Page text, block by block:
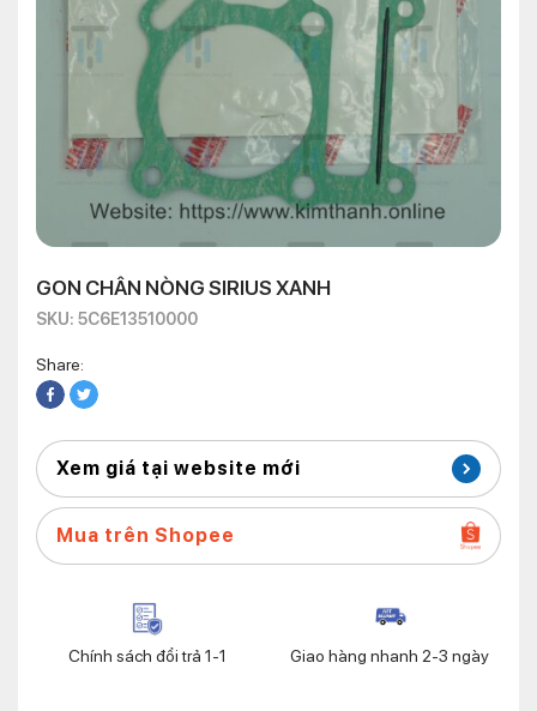
GON CHÂN NÒNG SIRIUS XANH
SKU: 5C6E13510000
Share:
Xem giá tại website mới
Mua trên Shopee
Chính sách đổi trả 1-1 Giao hàng nhanh 2-3 ngày